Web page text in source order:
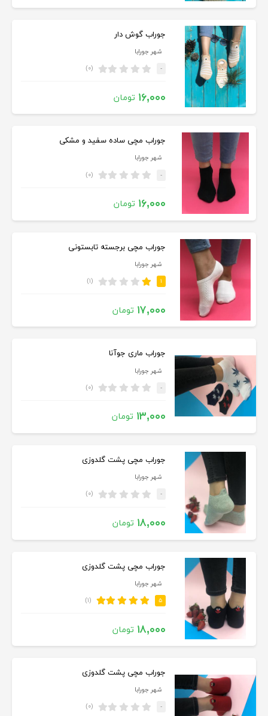
جوراب گوش دار
شهر جورابا
- (۰)
۱۶,۰۰۰ تومان
جوراب مچی ساده سفید و مشکی
شهر جورابا
- (۰)
۱۶,۰۰۰ تومان
جوراب مچی برجسته تابستونی
شهر جورابا
۱ (۱)
۱۷,۰۰۰ تومان
جوراب ماری جوآنا
شهر جورابا
- (۰)
۱۳,۰۰۰ تومان
جوراب مچی پشت گلدوزی
شهر جورابا
- (۰)
۱۸,۰۰۰ تومان
جوراب مچی پشت گلدوزی
شهر جورابا
۵ (۱)
۱۸,۰۰۰ تومان
جوراب مچی پشت گلدوزی
شهر جورابا
- (۰)